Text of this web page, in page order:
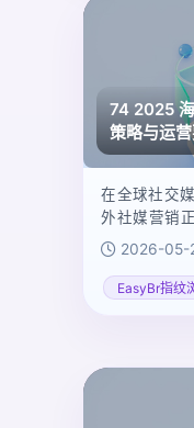
74 2025
策略与运
在全球社交
外社媒营销
精准把握各
合策略，才
平台趋势、
2026-05-
EasyBr指纹